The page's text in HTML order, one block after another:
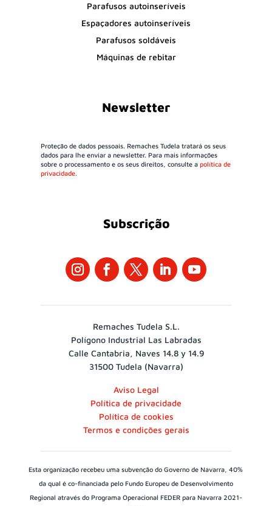
Parafusos autoinseríveis
Espaçadores autoinseríveis
Parafusos soldáveis
Máquinas de rebitar
Newsletter
Proteção de dados pessoais. Remaches Tudela tratará os seus
dados para lhe enviar a newsletter. Para mais informações
sobre o processamento e os seus direitos, consulte apolítica de
privacidade.
Subscrição
Remaches Tudela S.L.
Polígono Industrial Las Labradas
Calle Cantabria, Naves 14.8 y 14.9
31500 Tudela (Navarra)
Aviso Legal
Política de privacidade
Política de cookies
Termos e condições gerais
Esta organização recebeu uma subvenção do Governo de Navarra, 40%
da qual é co-financiada pelo Fundo Europeu de Desenvolvimento
Regional através do Programa Operacional FEDER para Navarra 2021-